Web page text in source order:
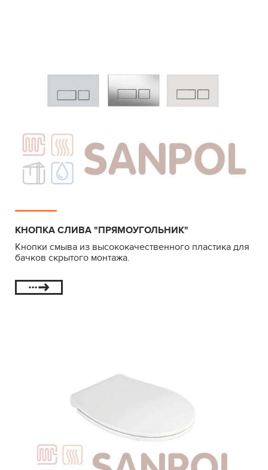
КНОПКА СЛИВА "ПРЯМОУГОЛЬНИК"
Кнопки смыва из высококачественного пластика для
бачков скрытого монтажа.